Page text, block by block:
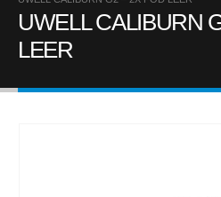
UWELL CALIBURN
LEER